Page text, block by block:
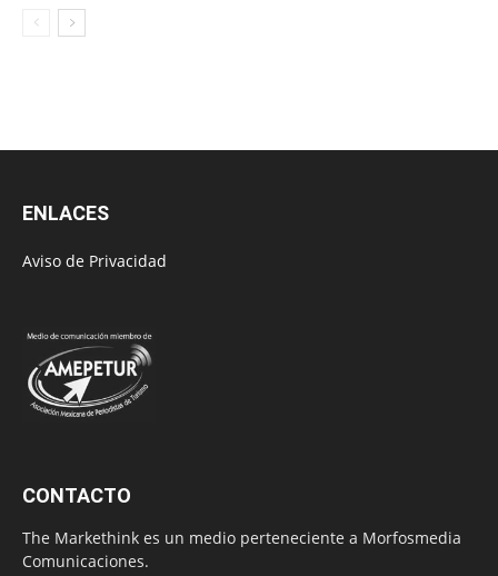
ENLACES
Aviso de Privacidad
CONTACTO
The Markethink es un medio perteneciente a Morfosmedia
Comunicaciones.